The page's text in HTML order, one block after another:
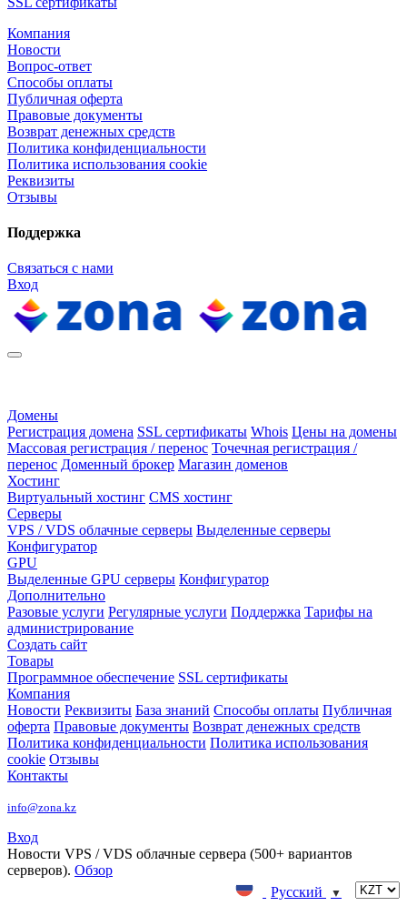
Компания
Новости
Вопрос-ответ
Способы оплаты
Публичная оферта
Правовые документы
Возврат денежных средств
Политика конфиденциальности
Политика использования cookie
Реквизиты
Отзывы
Поддержка
Связаться с нами
Вход
Домены
Регистрация домена SSL сертификаты Whois Цены на домены
Массовая регистрация / перенос Точечная регистрация /
перенос Доменный брокер Магазин доменов
Хостинг
Виртуальный хостинг CMS хостинг
Серверы
VPS / VDS облачные серверы Выделенные серверы
Конфигуратор
GPU
Выделенные GPU серверы Конфигуратор
Дополнительно
Разовые услуги Регулярные услуги Поддержка Тарифы на
администрирование
Создать сайт
Товары
Программное обеспечение SSL сертификаты
Компания
Новости Реквизиты База знаний Способы оплаты Публичная
оферта Правовые документы Возврат денежных средств
Политика конфиденциальности Политика использования
cookie Отзывы
Контакты
info@zona.kz
Вход
Новости VPS / VDS облачные сервера (500+ вариантов
серверов). Обзор
Русский
▼